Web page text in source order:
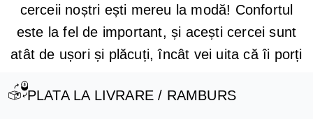
cerceii noștri ești mereu la modă! Confortul
este la fel de important, și acești cercei sunt
atât de ușori și plăcuți, încât vei uita că îi porți
PLATA LA LIVRARE / RAMBURS